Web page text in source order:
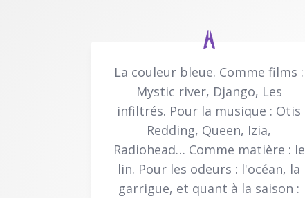
La couleur bleue. Comme films :
Mystic river, Django, Les
infiltrés. Pour la musique : Otis
Redding, Queen, Izia,
Radiohead… Comme matière : le
lin. Pour les odeurs : l'océan, la
garrigue, et quant à la saison :